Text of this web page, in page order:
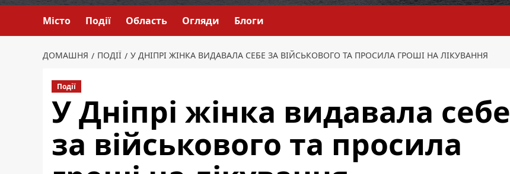
Місто Події Область Огляди Блоги
ДОМАШНЯ ПОДІЇ У ДНІПРІ ЖІНКА ВИДАВАЛА СЕБЕ ЗА ВІЙСЬКОВОГО ТА ПРОСИЛА ГРОШІ НА ЛІКУВАННЯ
Події
У Дніпрі жінка видавала себе
за військового та просила